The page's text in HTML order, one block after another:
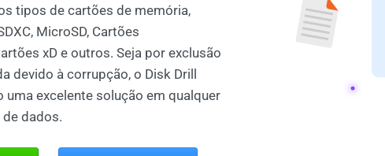
tipos de cartões de memória,
MicroSD, Cartões
xD e outros. Seja por exclusão
devido à corrupção, o Disk Drill
uma excelente solução em qualquer
dados.